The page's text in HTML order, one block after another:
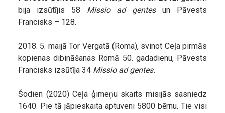
bija izsūtījis 58 Missio ad gentesun Pāvests
Francisks – 128.
2018. 5. maijā Tor Vergatā (Roma), svinot Ceļa pirmās
kopienas dibināšanas Romā 50. gadadienu, Pāvests
Francisks izsūtīja 34 Missio ad gentes.
Šodien (2020) Ceļa ģimeņu skaits misijās sasniedz
1640. Pie tā jāpieskaita aptuveni 5800 bērnu. Tie visi